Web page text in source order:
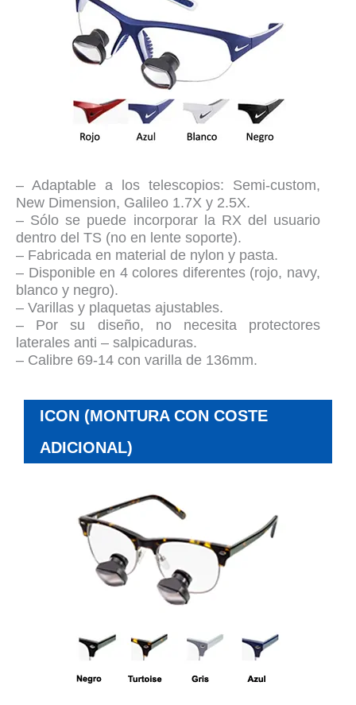
– Adaptable a los telescopios: Semi-custom,
New Dimension, Galileo 1.7X y 2.5X.
– Sólo se puede incorporar la RX del usuario
dentro del TS (no en lente soporte).
– Fabricada en material de nylon y pasta.
– Disponible en 4 colores diferentes (rojo, navy,
blanco y negro).
– Varillas y plaquetas ajustables.
– Por su diseño, no necesita protectores
laterales anti – salpicaduras.
– Calibre 69-14 con varilla de 136mm.
ICON (MONTURA CON COSTE
ADICIONAL)